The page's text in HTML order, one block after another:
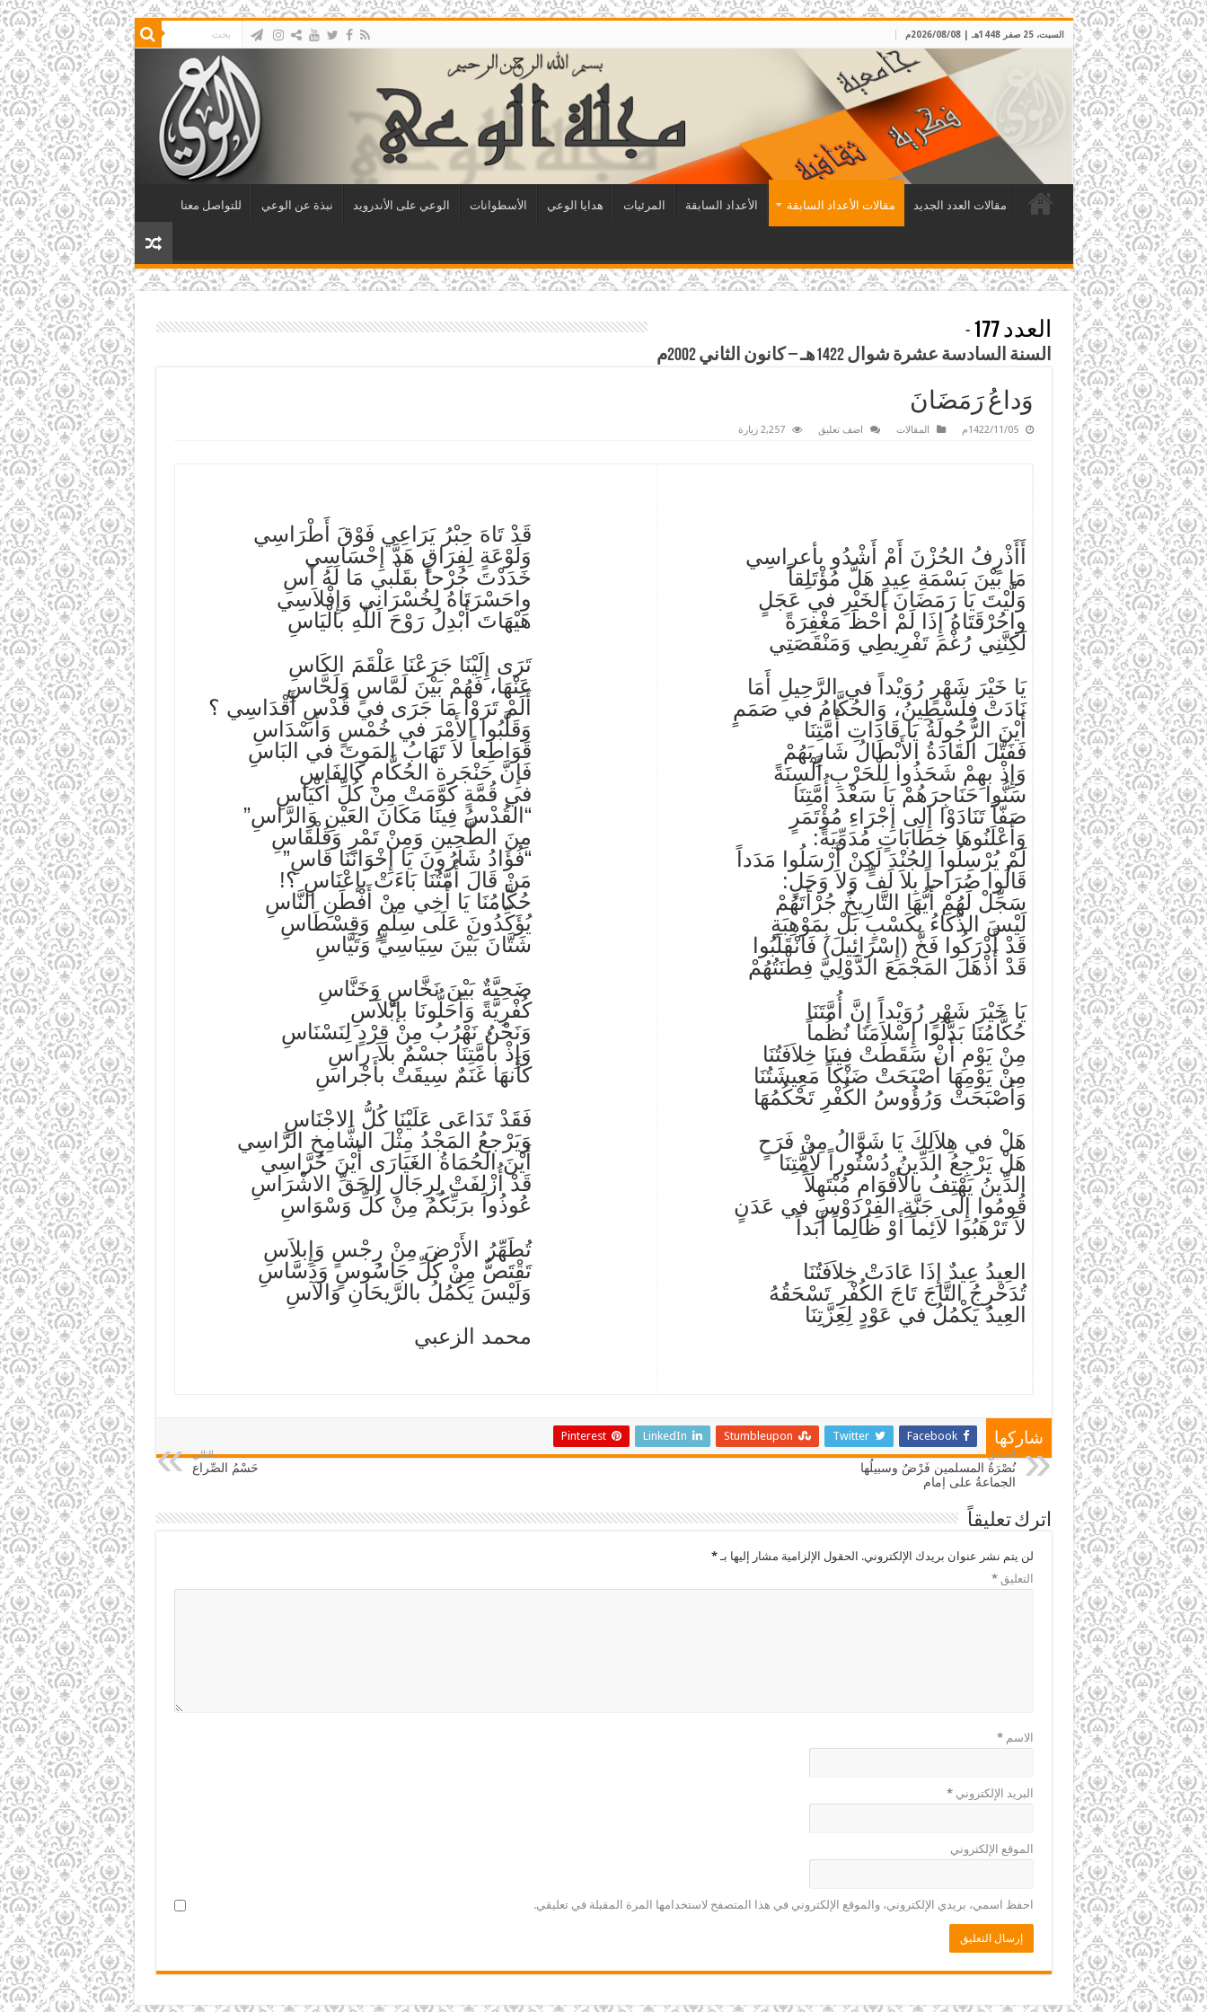
السبت، 25 صفر 1448هـ | 2026/08/08م
مقالات العدد الجديد مقالات الأعداد السابقة الأعداد السابقة المرئيات هدايا الوعي الأسطوانات الوعي على الأندرويد نبذة عن الوعي للتواصل معنا
العدد 177
-
السنة السادسة عشرة شوال 1422هـ – كانون الثاني 2002م
وَداعُ رَمَضَانَ
1422/11/05م المقالات اضف تعليق 2,257 زيارة
أَأَذْرِفُ الحُزْنَ أَمْ أَشْدُو بأعراسِي
مَا بَيْنَ بَسْمَةِ عِيدٍ هَلَّ مُؤْتَلِقاً
وَلَّيْتَ يَا رَمَضَانَ الخَيْرِ في عَجَلٍ
واحُرْقَتَاهُ إِذَا لَمْ أَحْظَ مَغْفِرَةً
لَكِنَّنِي رُغْمَ تَفْرِيطِي وَمَنْقَصَتِي
يَا خَيْرَ شَهْرٍ رُوَيْداً في الرَّحِيلِ أَمَا
نَادَتْ فِلَسْطِينُ، وَالحُكَّامُ في صَمَمٍ
أَيْنَ الرُّجُولَةُ يَا قَادَاتِ أُمَّتِنَا
فَفَتَّلَ القَادَةُ الأَبْطَالُ شَارِبَهُمْ
وَإِذْ بهِمْ شَحَذُوا لِلْحَرْبِ أَلْسِنَةً
سَنُّوا حَنَاجِرَهُمْ يَا سَعْدَ أُمَّتِنَا
صَفّاً تَنَادَوْا إِلى إِجْرَاءِ مُؤْتَمَرٍ
وَأَعْلَنُوهَا خِطَابَاتٍ مُدَوِّيَةً:
لَمْ يُرْسِلُوا الجُنْدَ لَكِنْ أَرْسَلُوا مَدَداً
قَالُوا صُرَاحاً بِلاَ لَفٍّ وَلاَ وَجَلٍ:
سَجِّلْ لَهُمْ أَيُّهَا التَّارِيخُ جُرْأَتَهُمْ
لَيْسَ الذَّكَاءُ بكَسْبٍ بَلْ بِمَوْهِبَةٍ
قَدْ أَدْرَكُوا فَخَّ (إِسْرَائِيلَ) فَانْقَلَبُوا
قَدْ أَذْهَلَ المَجْمَعَ الدَّوْلِيَّ فِطْنَتُهُمْ
يَا خَيْرَ شَهْرٍ رُوَيْداً إِنَّ أُمَّتَنَا
حُكَّامُنَا بَدَّلُوا إِسْلاَمَنَا نُظُماً
مِنْ يَوْمِ أَنْ سَقَطَتْ فِينَا خِلاَفَتُنَا
مِنْ يَوْمِهَا أَصْبَحَتْ ضَنْكاً مَعِيشَتُنَا
وَأَصْبَحَتْ وَرُؤُوسُ الكُفْرِ تَحْكُمُهَا
هَلْ في هِلاَلِكَ يَا شَوَّالُ مِنْ فَرَحٍ
هَلْ يَرْجِعُ الدِّينُ دُسْتُوراً لأُِمَّتِنَا
الدِّينُ يَهْتِفُ بالأَقْوَامِ مُبْتَهِلاً
قُومُوا إِلى جَنَّةِ الفِرْدَوْسِ في عَدَنٍ
لاَ تَرْهَبُوا لاَئِماً أَوْ ظَالِماً أَبَداً
العِيدُ عِيدٌ إِذَا عَادَتْ خِلاَفَتُنَا
تُدَحْرِجُ التَّاجَ تَاجَ الكُفْرِ تَسْحَقُهُ
العِيدُ يَكْمُلُ في عَوْدٍ لِعِزَّتِنَا
قَدْ تَاهَ حِبْرُ يَرَاعِي فَوْقَ أَطْرَاسِي
وَلَوْعَةٍ لِفِرَاقٍ هَدَّ إِحْسَاسِي
خَدَدْتَ جُرْحاً بقَلْبي مَا لَهُ آسِ
واحَسْرَتَاهُ لِخُسْرَانِي وَإِفْلاَسِي
هَيْهَاتَ أُبْدِلُ رَوْحَ اللّهِ بالْيَاسِ
تَرَى إِلَيْنَا جَرَعْنَا عَلْقَمَ الكَاسِ
عَنْهَا، فَهُمْ بَيْنَ لَمَّاسٍ وَلَحَّاسِ
أَلَمْ تَرَوْا مَا جَرَى في قُدْسِ أَقْدَاسِي ؟
وَقَلَّبُوا الأَمْرَ في خُمْسٍ وَأَسْدَاسِ
قَوَاطِعاً لاَ تَهَابُ المَوتَ في البَاسِ
فَإِنَّ حَنْجَرة الحُكَّامِ كَالفَاسِ
في قُمَّةٍ كَوَّمَتْ مِنْ كُلِّ أكْيَاسِ
“القُدْسُ فِينَا مَكَانَ العَيْنِ وَالرَّاسِ”
مِنَ الطَّحِينِ وَمِنْ تَمْرٍ وَقُلْقَاسِ
“فُؤَادُ شَارُونَ يَا إِخْوَانَنَا قَاسِ”
مَنْ قَالَ أُمَّتُنَا بَاءَتْ بإعْنَاسِ ؟!
حُكَّامُنَا يَا أَخِي مِنْ أَفْطَنِ النَّاسِ
يُؤَكِّدُونَ عَلَى سِلْمٍ وَقِسْطَاسِ
شَتَّانَ بَيْنَ سِيَاسِيٍّ وَتَيَّاسِ
ضَحِيَّةٌ بَيْنَ نَخَّاسٍ وَخَنَّاسِ
كُفْرِيَّةً وَأَحَلُّونَا بإبْلاَسِ
وَنَحْنُ نَهْرُبُ مِنْ قِرْدٍ لِنَسْنَاسِ
وَإِذْ بأُمَّتِنَا جسْمٌ بلاَ راسِ
كَأَنهَا غَنَمٌ سِيقَتْ بأَجْراسِ
فَقَدْ تَدَاعَى عَلَيْنَا كُلُّ الاجْنَاسِ
وَيَرْجعُ المَجْدُ مِثْلَ الشَّامِخِ الرَّاسِي
أَيْنَ الحُمَاةُ الغَيَارَى أَيْنَ حُرَّاسِي
قَدْ أُزْلِفَتْ لِرِجَالِ الحَقِّ الاشْرَاسِ
عُوذُوا برَبِّكُمُ مِنْ كُلِّ وَسْوَاسِ
تُطَهِّرُ الأَرْضَ مِنْ رِجْسٍ وَإِبلاَسِ
تَقْتَصُّ مِنْ كُلِّ جَاسُوسٍ وَدَسَّاسِ
وَلَيْسَ يَكْمُلُ بالرَّيحَانِ وَالآسِ
محمد الزعبي
شاركها Facebook
Twitter
Stumbleupon
LinkedIn
Pinterest
السابق
نُصْرَةُ المسلمين فَرْضٌ وسبيلُها
الجماعةُ على إمام
التالي
حَسْمُ الصِّراع
اترك تعليقاً
لن يتم نشر عنوان بريدك الإلكتروني. الحقول الإلزامية مشار إليها بـ*
التعليق*
الاسم*
البريد الإلكتروني*
الموقع الإلكتروني
احفظ اسمي، بريدي الإلكتروني، والموقع الإلكتروني في هذا المتصفح لاستخدامها المرة المقبلة في تعليقي.